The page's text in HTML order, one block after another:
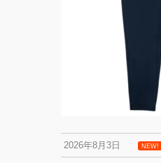
2026年8月3日 NEW!